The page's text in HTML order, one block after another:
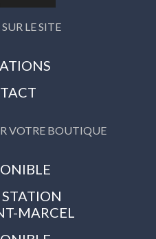
LE SITE
VOTRE BOUTIQUE
STATION
MARCEL